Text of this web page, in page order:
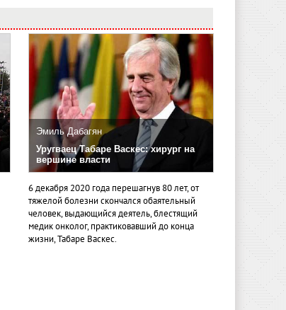
Эмиль Дабагян
Уругваец Табаре Васкес: хирург на
вершине власти
6 декабря 2020 года перешагнув 80 лет, от
тяжелой болезни скончался обаятельный
человек, выдающийся деятель, блестящий
медик онколог, практиковавший до конца
жизни, Табаре Васкес.